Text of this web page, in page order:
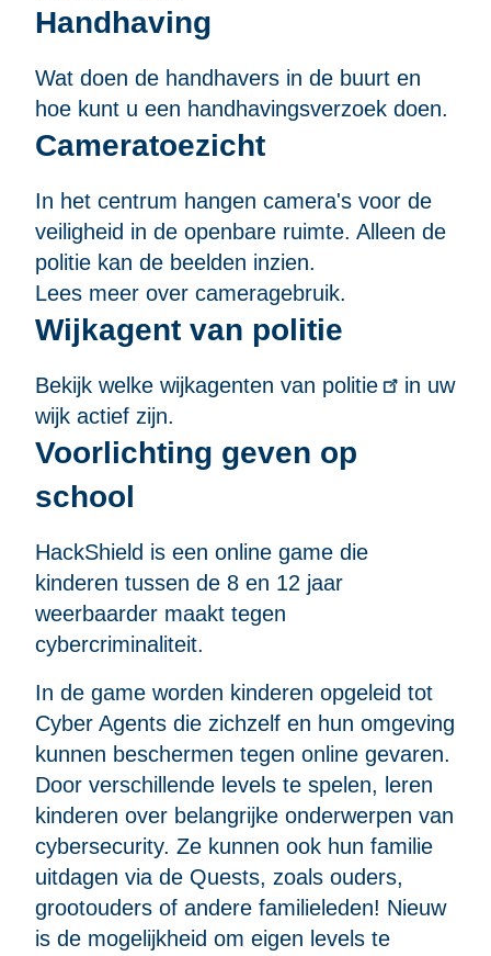
Handhaving
Wat doen de handhavers in de buurt en
hoe kunt u een handhavingsverzoek doen.
Cameratoezicht
In het centrum hangen camera's voor de
veiligheid in de openbare ruimte. Alleen de
politie kan de beelden inzien.
Lees meer over cameragebruik.
Wijkagent van politie
Bekijk welke wijkagenten van politie
in uw
wijk actief zijn.
Voorlichting geven op
school
HackShield is een online game die
kinderen tussen de 8 en 12 jaar
weerbaarder maakt tegen
cybercriminaliteit.
In de game worden kinderen opgeleid tot
Cyber Agents die zichzelf en hun omgeving
kunnen beschermen tegen online gevaren.
Door verschillende levels te spelen, leren
kinderen over belangrijke onderwerpen van
cybersecurity. Ze kunnen ook hun familie
uitdagen via de Quests, zoals ouders,
grootouders of andere familieleden! Nieuw
is de mogelijkheid om eigen levels te